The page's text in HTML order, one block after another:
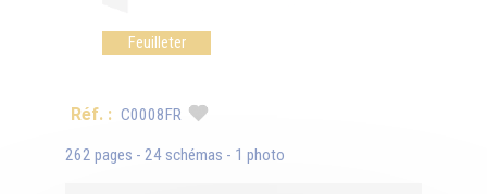
Feuilleter
Réf. : C0008FR
262 pages - 24 schémas - 1 photo